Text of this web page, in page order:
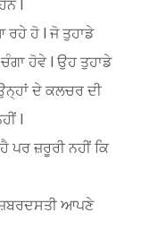
l
ਰਹੇ ਹੋ l ਜੋ ਤੁਹਾਡੇ
ਹੋਵੇ l ਉਹ ਤੁਹਾਡੇ
ਦੇ ਕਲਚਰ ਦੀ
l
ਪਰ ਜ਼ਰੂਰੀ ਨਹੀਂ ਕਿ
ਜ਼ਬਰਦਸਤੀ ਆਪਣੇ